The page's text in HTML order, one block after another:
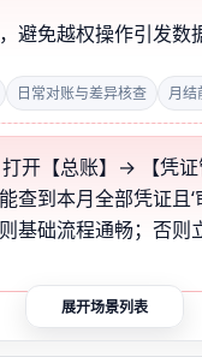
避免越权操作引发数
日常对账与差异核查 月结
打开【总账】→ 【凭
查到本月全部凭证且‘
基础流程通畅；否则
展开场景列表